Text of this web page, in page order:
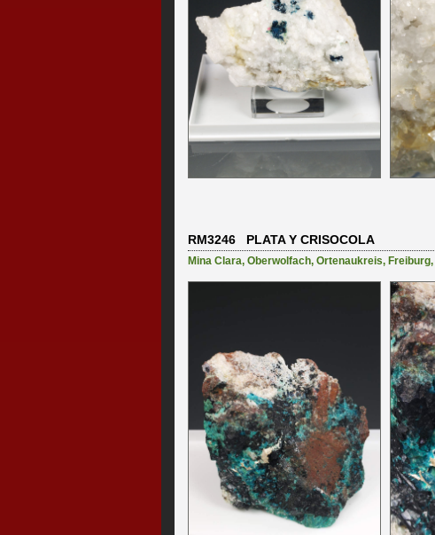
RM3246 PLATA Y CRISOCOLA
Mina Clara, Oberwolfach, Ortenaukreis, Freiburg,